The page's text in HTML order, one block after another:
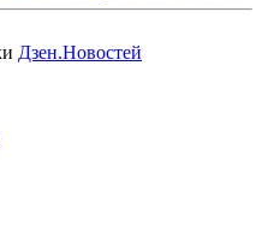
Дзен.Новостей